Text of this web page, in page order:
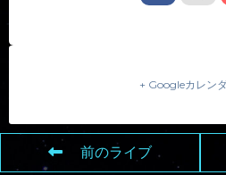
+ Googleカレン
前のライブ